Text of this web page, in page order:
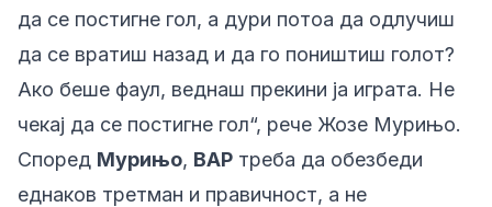
да се постигне гол, а дури потоа да одлучиш
да се вратиш назад и да го поништиш голот?
Ако беше фаул, веднаш прекини ја играта. Не
чекај да се постигне гол“, рече Жозе Мурињо.
Според Мурињо, ВАР треба да обезбеди
еднаков третман и правичност, а не